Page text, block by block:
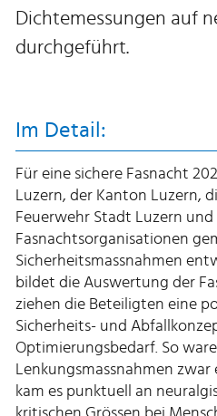
Dichtemessungen auf
durchgeführt.
Im Detail:
Für eine sichere Fasnacht
Luzern, der Kanton Luzern,
Feuerwehr Stadt Luzern
Fasnachtsorganisationen
Sicherheitsmassnahmen
bildet die Auswertung der
ziehen die Beteiligten eine
Sicherheits- und
Optimierungsbedarf. So
Lenkungsmassnahmen
kam es punktuell an